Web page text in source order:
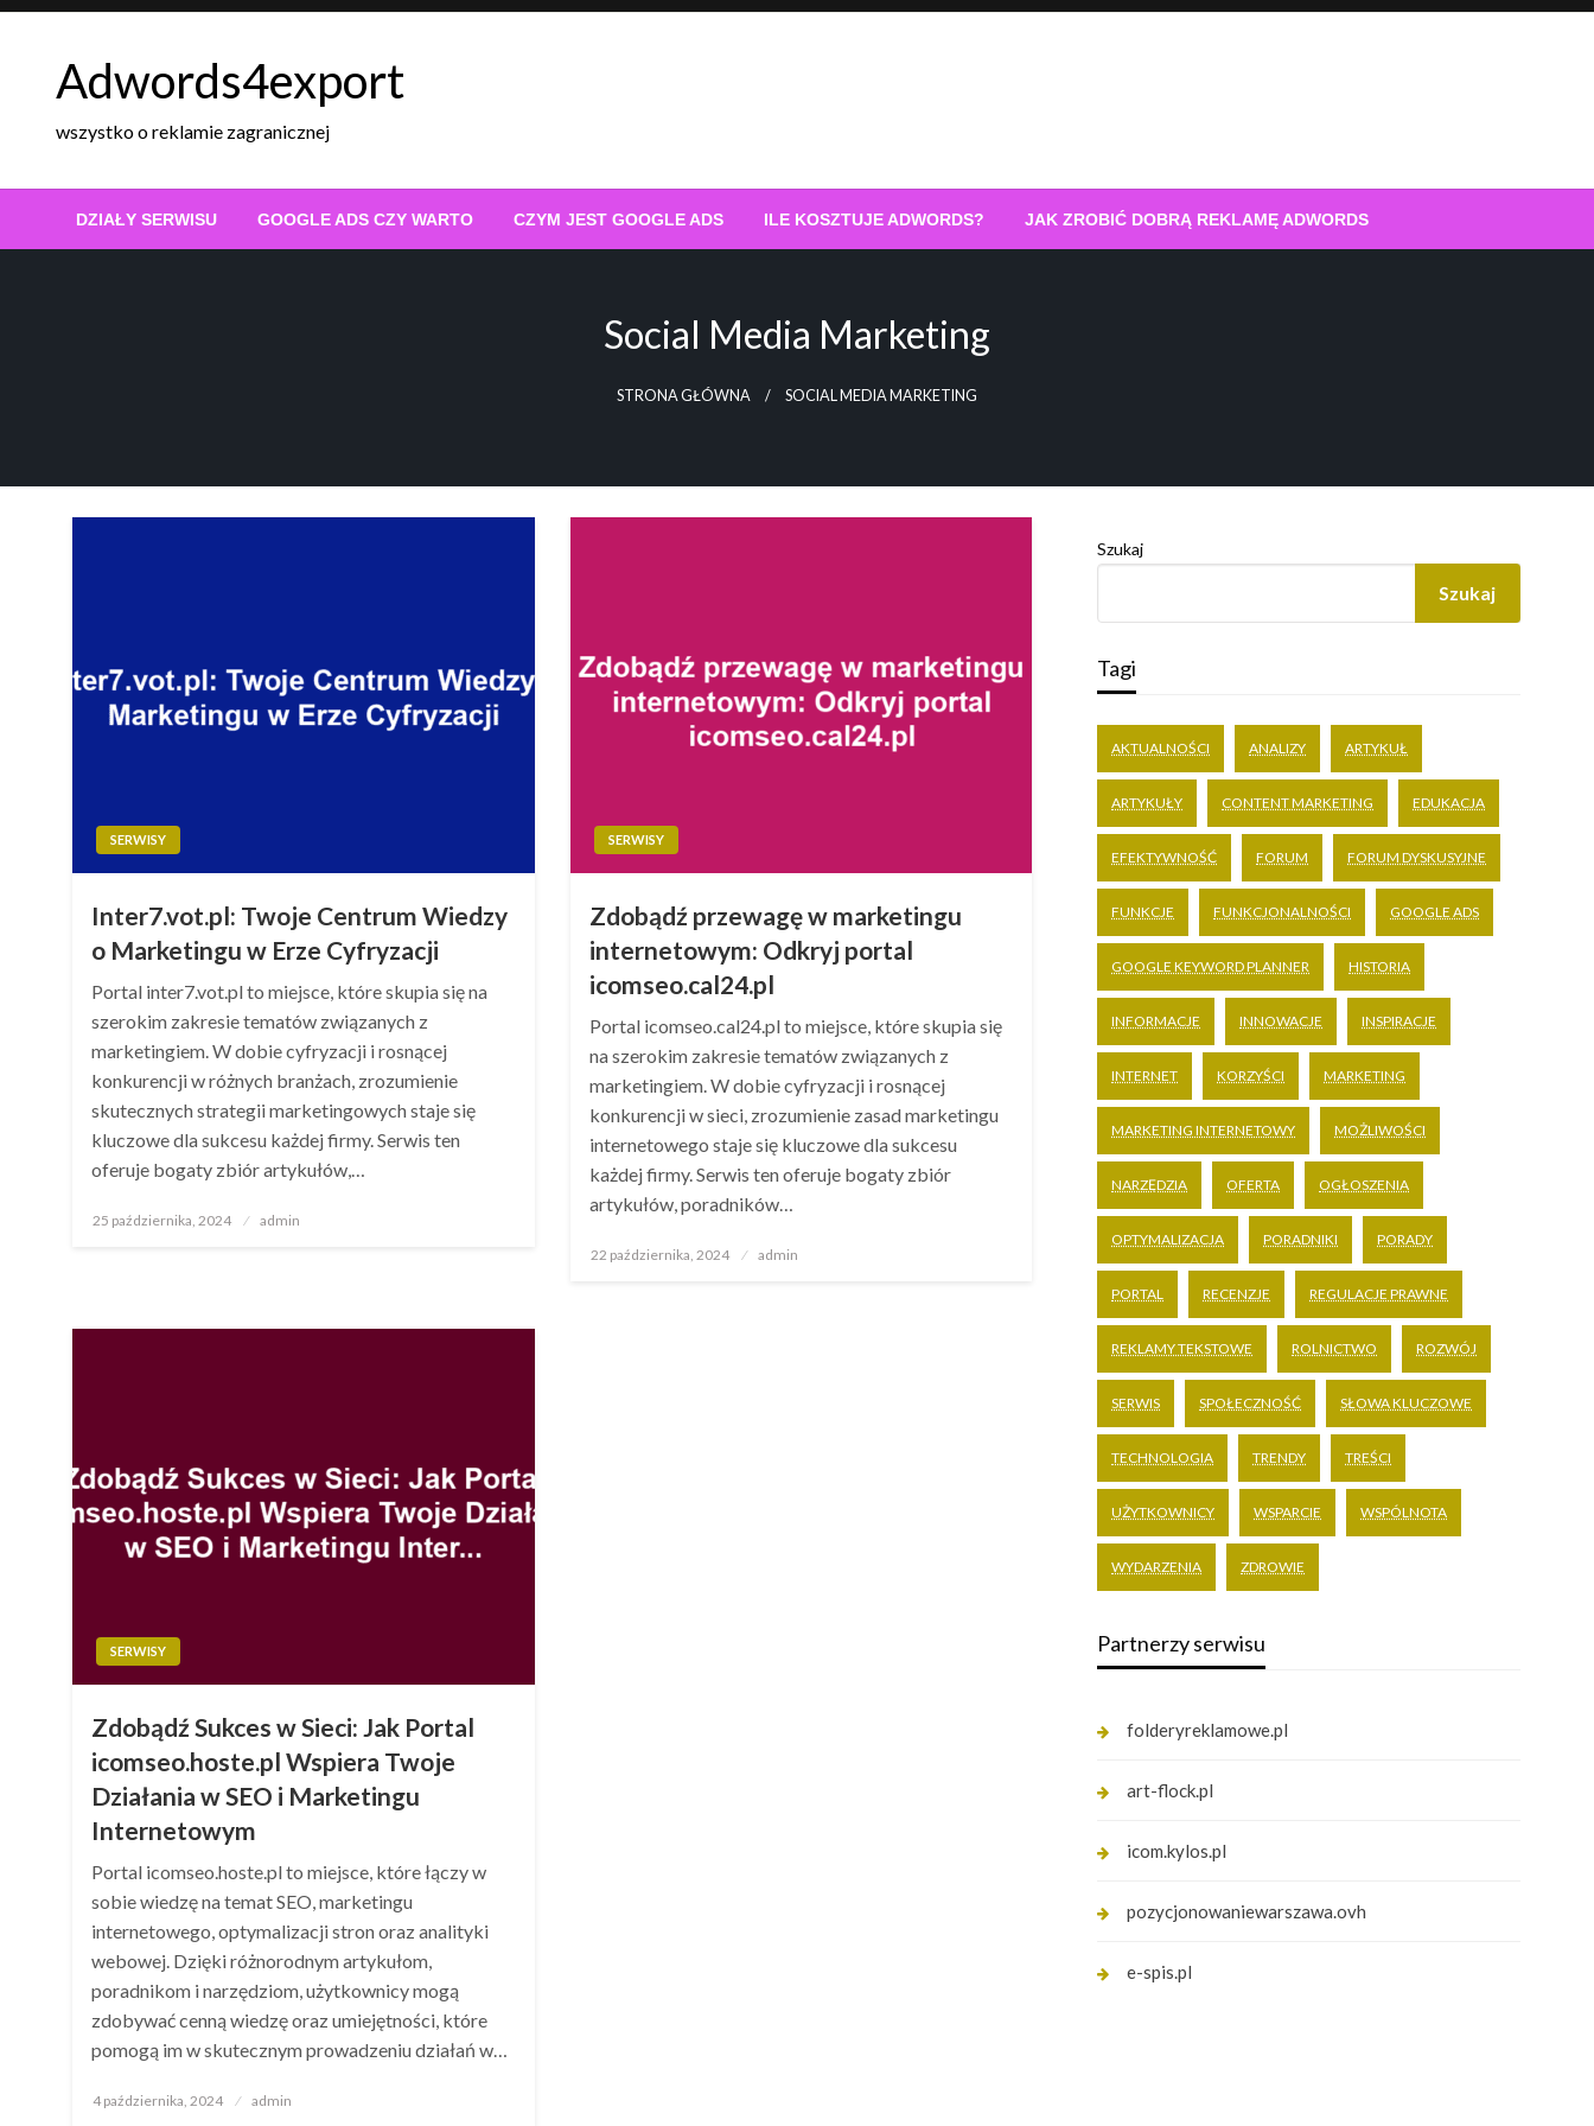
Skip
Adwords4export
wszystko o reklamie zagranicznej
DZIAŁY SERWISU GOOGLE ADS CZY WARTO CZYM JEST GOOGLE ADS ILE KOSZTUJE ADWORDS? JAK ZROBIĆ DOBRĄ REKLAMĘ ADWORDS
Social Media Marketing
STRONA GŁÓWNA SOCIAL MEDIA MARKETING
SERWISY
Inter7.vot.pl: Twoje Centrum Wiedzy
o Marketingu w Erze Cyfryzacji
Portal inter7.vot.pl to miejsce, które skupia się na
szerokim zakresie tematów związanych z
marketingiem. W dobie cyfryzacji i rosnącej
konkurencji w różnych branżach, zrozumienie
skutecznych strategii marketingowych staje się
kluczowe dla sukcesu każdej firmy. Serwis ten
oferuje bogaty zbiór artykułów,…
Opublikowane
25 października, 2024 admin
SERWISY
Zdobądź przewagę w marketingu
internetowym: Odkryj portal
icomseo.cal24.pl
Portal icomseo.cal24.pl to miejsce, które skupia się
na szerokim zakresie tematów związanych z
marketingiem. W dobie cyfryzacji i rosnącej
konkurencji w sieci, zrozumienie zasad marketingu
internetowego staje się kluczowe dla sukcesu
każdej firmy. Serwis ten oferuje bogaty zbiór
artykułów, poradników…
Opublikowane
22 października, 2024 admin
SERWISY
Zdobądź Sukces w Sieci: Jak Portal
icomseo.hoste.pl Wspiera Twoje
Działania w SEO i Marketingu
Internetowym
Portal icomseo.hoste.pl to miejsce, które łączy w
sobie wiedzę na temat SEO, marketingu
internetowego, optymalizacji stron oraz analityki
webowej. Dzięki różnorodnym artykułom,
poradnikom i narzędziom, użytkownicy mogą
zdobywać cenną wiedzę oraz umiejętności, które
pomogą im w skutecznym prowadzeniu działań w…
Opublikowane
4 października, 2024 admin
Szukaj
Szukaj
Tagi
AKTUALNOŚCI ANALIZY ARTYKUŁ
ARTYKUŁY CONTENT MARKETING EDUKACJA
EFEKTYWNOŚĆ FORUM FORUM DYSKUSYJNE
FUNKCJE FUNKCJONALNOŚCI GOOGLE ADS
GOOGLE KEYWORD PLANNER HISTORIA
INFORMACJE INNOWACJE INSPIRACJE
INTERNET KORZYŚCI MARKETING
MARKETING INTERNETOWY MOŻLIWOŚCI
NARZĘDZIA OFERTA OGŁOSZENIA
OPTYMALIZACJA PORADNIKI PORADY
PORTAL RECENZJE REGULACJE PRAWNE
REKLAMY TEKSTOWE ROLNICTWO ROZWÓJ
SERWIS SPOŁECZNOŚĆ SŁOWA KLUCZOWE
TECHNOLOGIA TRENDY TREŚCI
UŻYTKOWNICY WSPARCIE WSPÓLNOTA
WYDARZENIA ZDROWIE
Partnerzy serwisu
folderyreklamowe.pl
art-flock.pl
icom.kylos.pl
pozycjonowaniewarszawa.ovh
e-spis.pl